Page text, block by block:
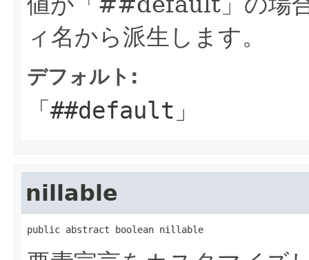
ィ名から派生します。
デフォルト:
「##default」
nillable
public abstract boolean nillable